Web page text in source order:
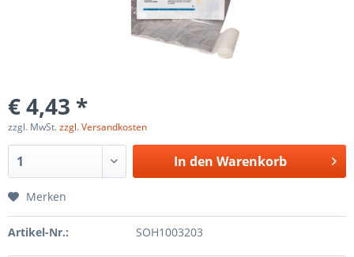
€ 4,43 *
zzgl. MwSt.zzgl. Versandkosten
In den Warenkorb
Merken
Artikel-Nr.: SOH1003203